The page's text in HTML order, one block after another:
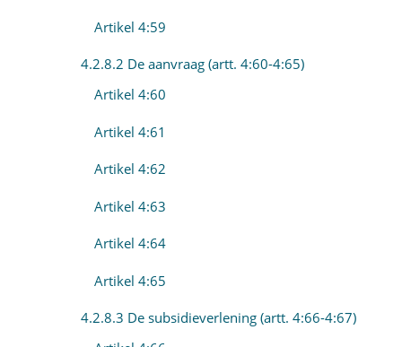
Artikel 4:59
4.2.8.2 De aanvraag (artt. 4:60-4:65)
Artikel 4:60
Artikel 4:61
Artikel 4:62
Artikel 4:63
Artikel 4:64
Artikel 4:65
4.2.8.3 De subsidieverlening (artt. 4:66-4:67)